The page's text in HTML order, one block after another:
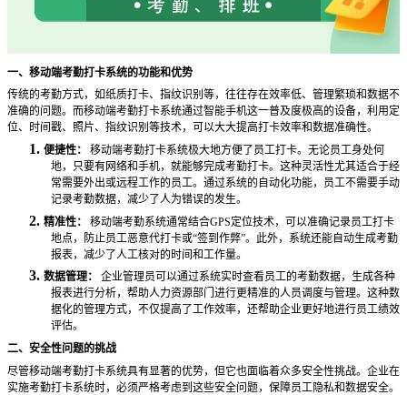
一、移动端考勤打卡系统的功能和优势
传统的考勤方式，如纸质打卡、指纹识别等，往往存在效率低、管理繁琐和数据不
准确的问题。而移动端考勤打卡系统通过智能手机这一普及度极高的设备，利用定
位、时间戳、照片、指纹识别等技术，可以大大提高打卡效率和数据准确性。
1. 便捷性：
移动端考勤打卡系统极大地方便了员工打卡。无论员工身处何
地，只要有网络和手机，就能够完成考勤打卡。这种灵活性尤其适合于经
常需要外出或远程工作的员工。通过系统的自动化功能，员工不需要手动
记录考勤数据，减少了人为错误的发生。
2. 精准性： 移动端考勤系统通常结合GPS定位技术，可以准确记录员工打卡
地点，防止员工恶意代打卡或“签到作弊”。此外，系统还能自动生成考勤
报表，减少了人工核对的时间和工作量。
3. 数据管理：
企业管理员可以通过系统实时查看员工的考勤数据，生成各种
报表进行分析，帮助人力资源部门进行更精准的人员调度与管理。这种数
据化的管理方式，不仅提高了工作效率，还帮助企业更好地进行员工绩效
评估。
二、安全性问题的挑战
尽管移动端考勤打卡系统具有显著的优势，但它也面临着众多安全性挑战。企业在
实施考勤打卡系统时，必须严格考虑到这些安全问题，保障员工隐私和数据安全。